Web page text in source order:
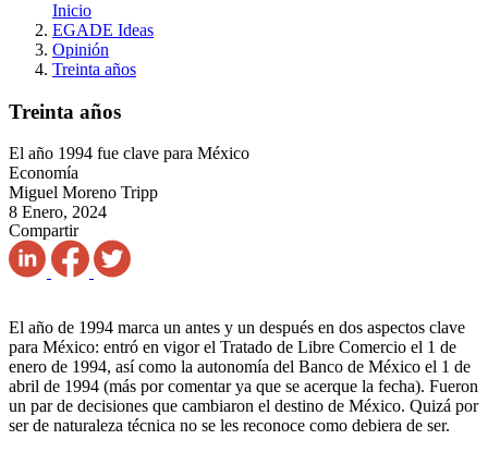
Inicio
EGADE Ideas
Opinión
Treinta años
Treinta años
El año 1994 fue clave para México
Economía
Miguel Moreno Tripp
8 Enero, 2024
Compartir
El año de 1994 marca un antes y un después en dos aspectos clave
para México: entró en vigor el Tratado de Libre Comercio el 1 de
enero de 1994, así como la autonomía del Banco de México el 1 de
abril de 1994 (más por comentar ya que se acerque la fecha). Fueron
un par de decisiones que cambiaron el destino de México. Quizá por
ser de naturaleza técnica no se les reconoce como debiera de ser.